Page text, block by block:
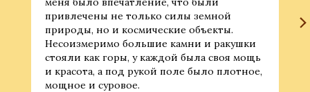
привлечены не только силы земной
природы, но и космические объекты.
Несоизмеримо большие камни и ракушки
стояли как горы, у каждой была своя мощь
и красота, а под рукой поле было плотное,
мощное и суровое.